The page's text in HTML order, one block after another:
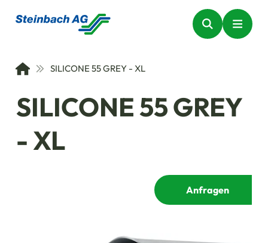
SILICONE 55 GREY - XL
SILICONE 55 GREY
- XL
Anfragen